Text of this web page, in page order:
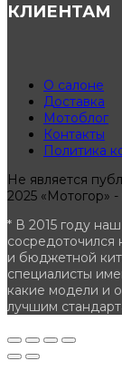
КЛИЕНТАМ
О салоне
Доставка
Мотоблог
Контакты
Политика
Не является
2025 «Мотогор»
* В 2015 году
сосредоточился
и бюджетной
специалисты
какие модели и
лучшим